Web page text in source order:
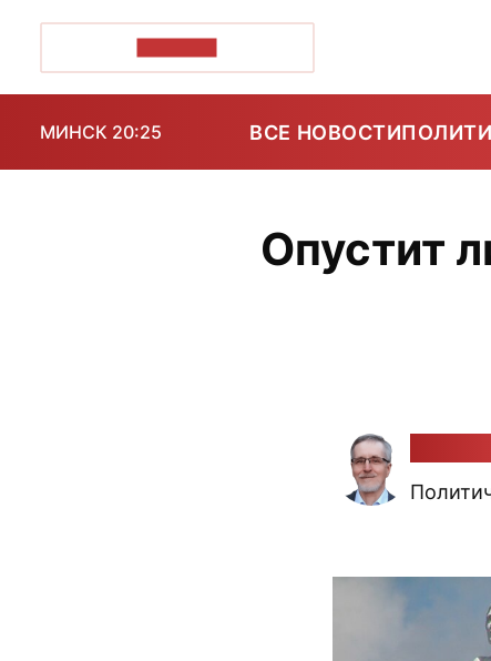
МИНСК 20:25 ВСЕ НОВОСТИ
Опустит